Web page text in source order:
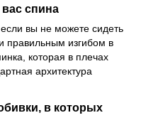
спина
вы не можете сидеть
правильным изгибом в
которая в плечах
архитектура
в которых